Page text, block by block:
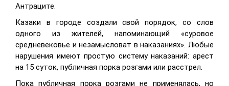
Антраците.
Казаки в городе создали свой порядок, со слов
одного из жителей, напоминающий «суровое
средневековье и незамысловат в наказаниях». Любые
нарушения имеют простую систему наказаний: арест
на 15 суток, публичная порка розгами или расстрел.
Пока публичная порка розгами не применялась, но